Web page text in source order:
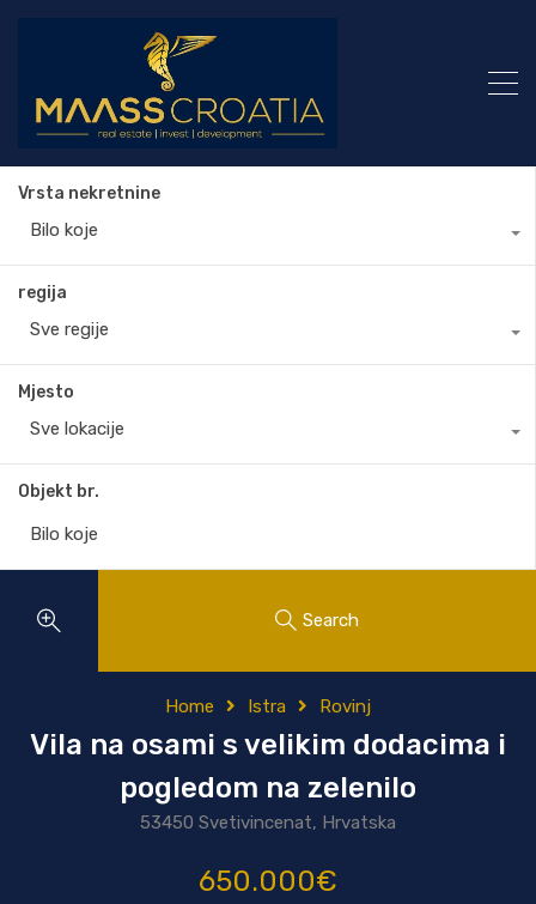
Vrsta nekretnine
Bilo koje
regija
Sve regije
Mjesto
Sve lokacije
Objekt br.
Search
Home Istra Rovinj
Vila na osami s velikim dodacima i
pogledom na zelenilo
53450 Svetivincenat, Hrvatska
650.000€